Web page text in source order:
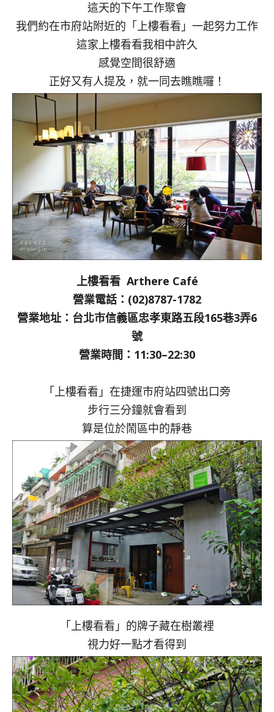
這天的下午工作聚會
我們約在市府站附近的「上樓看看」一起努力工作
這家上樓看看我相中許久
感覺空間很舒適
正好又有人提及，就一同去瞧瞧囉！
上樓看看 Arthere Café
營業電話：(02)8787-1782
營業地址：台北市信義區忠孝東路五段165巷3弄6
號
營業時間：11:30–22:30
「上樓看看」在捷運市府站四號出口旁
步行三分鐘就會看到
算是位於鬧區中的靜巷
「上樓看看」的牌子藏在樹叢裡
視力好一點才看得到